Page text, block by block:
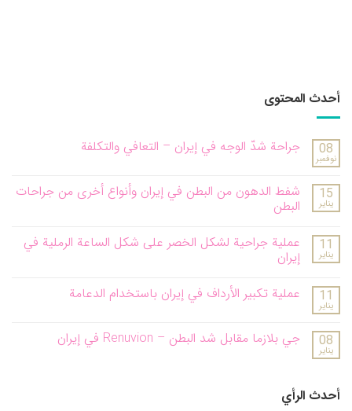
أحدث المحتوى
08
نوفمبر
جراحة شدّ الوجه في إيران – التعافي والتكلفة
15
يناير
شفط الدهون من البطن في إيران وأنواع أخرى من جراحات
البطن
11
يناير
عملية جراحية لشكل الخصر على شكل الساعة الرملية في
إيران
11
يناير
عملية تكبير الأرداف في إيران باستخدام الدعامة
08
يناير
جي بلازما مقابل شد البطن – Renuvion في إيران
أحدث الرأي